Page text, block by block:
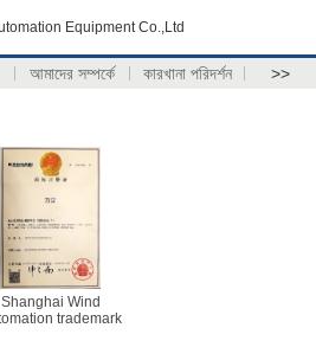
Equipment Co.,Ltd
আমাদের সম্পর্কে কারখানা পরিদর্শন >>
Shanghai Wind
trademark